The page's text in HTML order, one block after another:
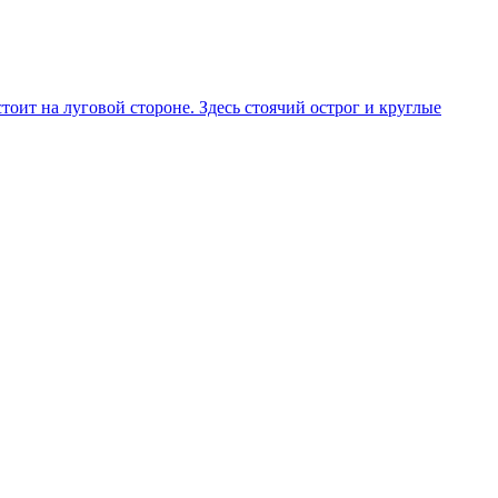
на луговой стороне. Здесь стоячий острог и круглые